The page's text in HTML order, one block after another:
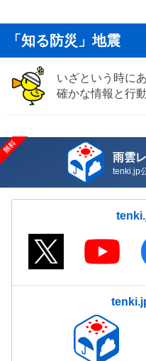
「知る防災」地震
いざという時に
確かな情報と行
雨雲
tenki.jp